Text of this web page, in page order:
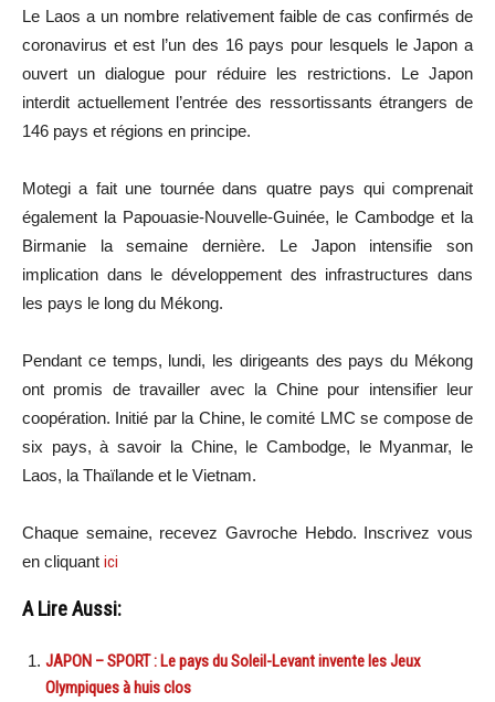
Le Laos a un nombre relativement faible de cas confirmés de
coronavirus et est l’un des 16 pays pour lesquels le Japon a
ouvert un dialogue pour réduire les restrictions. Le Japon
interdit actuellement l’entrée des ressortissants étrangers de
146 pays et régions en principe.
Motegi a fait une tournée dans quatre pays qui comprenait
également la Papouasie-Nouvelle-Guinée, le Cambodge et la
Birmanie la semaine dernière. Le Japon intensifie son
implication dans le développement des infrastructures dans
les pays le long du Mékong.
Pendant ce temps, lundi, les dirigeants des pays du Mékong
ont promis de travailler avec la Chine pour intensifier leur
coopération. Initié par la Chine, le comité LMC se compose de
six pays, à savoir la Chine, le Cambodge, le Myanmar, le
Laos, la Thaïlande et le Vietnam.
Chaque semaine, recevez Gavroche Hebdo. Inscrivez vous
en cliquant ici
A Lire Aussi:
JAPON – SPORT : Le pays du Soleil-Levant invente les Jeux
Olympiques à huis clos